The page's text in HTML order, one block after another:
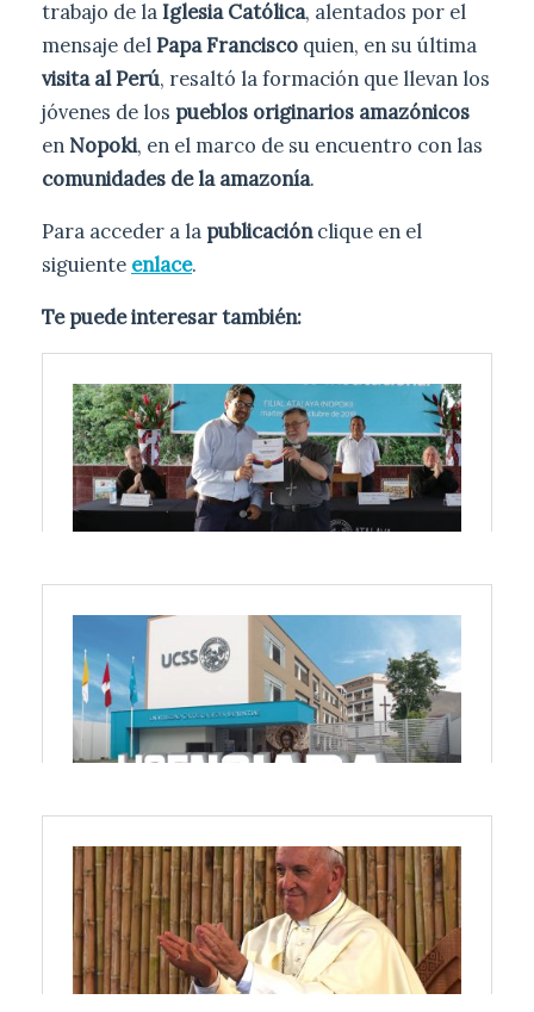
trabajo de laIglesia Católica, alentados por el
mensaje delPapa Francisco quien, en su última
visita al Perú, resaltó la formación que llevan los
jóvenes de los pueblos originarios amazónicos
en Nopoki, en el marco de su encuentro con las
comunidades de la amazonía.
Para acceder a la publicaciónclique en el
siguiente enlace.
Te puede interesar también: